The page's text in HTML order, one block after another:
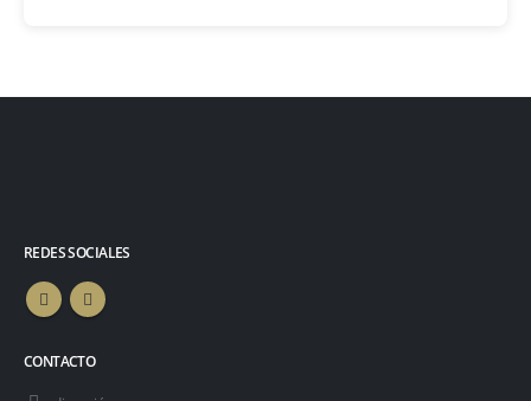
REDES SOCIALES
CONTACTO